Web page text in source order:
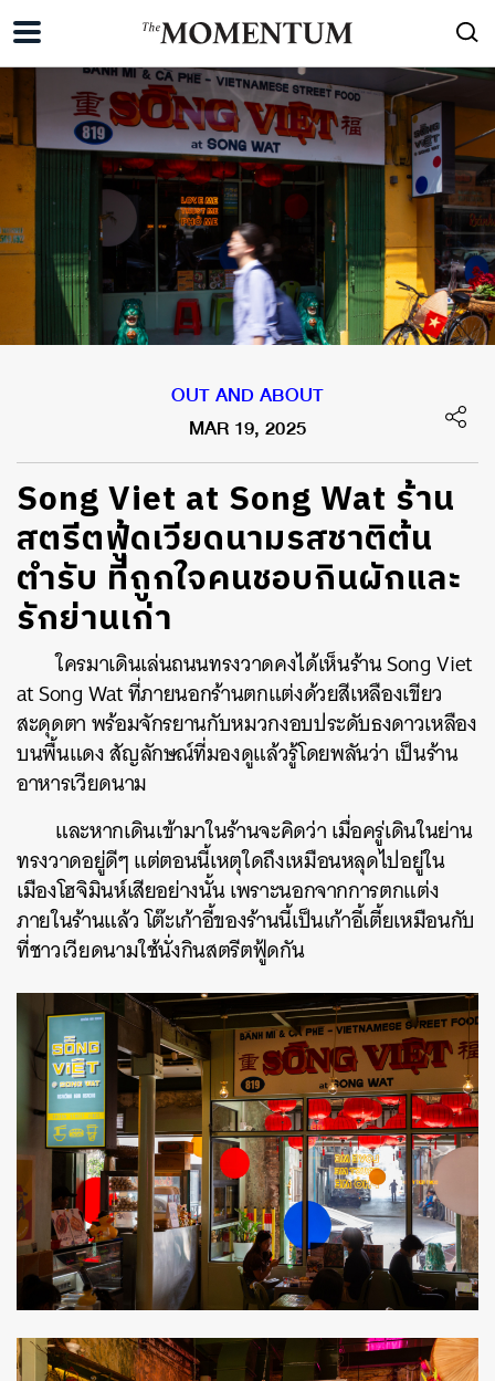
OUT AND ABOUT
MAR 19, 2025
Song Viet at Song Wat ร้าน
สตรีตฟู้ดเวียดนามรสชาติต้น
ตำรับ ที่ถูกใจคนชอบกินผักและ
รักย่านเก่า
ใครมาเดินเล่นถนนทรงวาดคงได้เห็นร้าน Song Viet
at Song Wat ที่ภายนอกร้านตกแต่งด้วยสีเหลืองเขียว
สะดุดตา พร้อมจักรยานกับหมวกงอบประดับธงดาวเหลือง
บนพื้นแดง สัญลักษณ์ที่มองดูแล้วรู้โดยพลันว่า เป็นร้าน
อาหารเวียดนาม
และหากเดินเข้ามาในร้านจะคิดว่า เมื่อครู่เดินในย่าน
ทรงวาดอยู่ดีๆ แต่ตอนนี้เหตุใดถึงเหมือนหลุดไปอยู่ใน
เมืองโฮจิมินห์เสียอย่างนั้น เพราะนอกจากการตกแต่ง
ภายในร้านแล้ว โต๊ะเก้าอี้ของร้านนี้เป็นเก้าอี้เตี้ยเหมือนกับ
ที่ชาวเวียดนามใช้นั่งกินสตรีตฟู้ดกัน